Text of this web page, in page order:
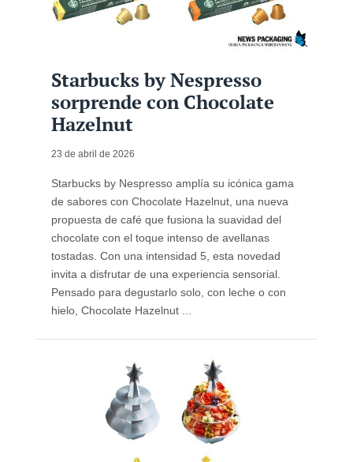
Starbucks by Nespresso
sorprende con Chocolate
Hazelnut
23 de abril de 2026
Starbucks by Nespresso amplía su icónica gama
de sabores con Chocolate Hazelnut, una nueva
propuesta de café que fusiona la suavidad del
chocolate con el toque intenso de avellanas
tostadas. Con una intensidad 5, esta novedad
invita a disfrutar de una experiencia sensorial.
Pensado para degustarlo solo, con leche o con
hielo, Chocolate Hazelnut ...